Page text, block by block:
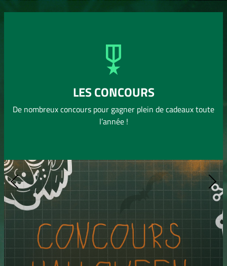
Uribes RENAUDLES CONCOURS
De nombreux concours pour gagner plein de cadeaux toute
l’année !